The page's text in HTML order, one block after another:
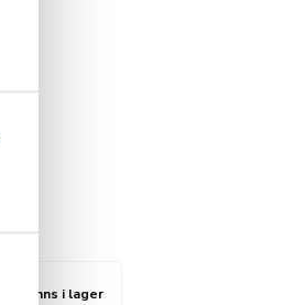
Finns i lager